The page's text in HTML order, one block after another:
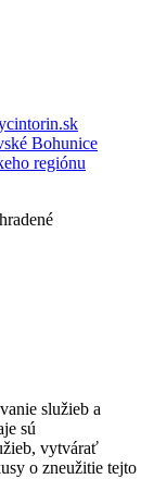
Bohunice
regiónu
služieb a
sú
vytvárať
o zneužitie tejto